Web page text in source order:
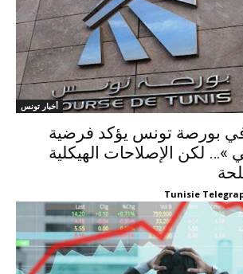
أخبار تونس
بورصة تونس يؤكد فرضية
»… لكن الإصلاحات الهيكلية
Tunisie